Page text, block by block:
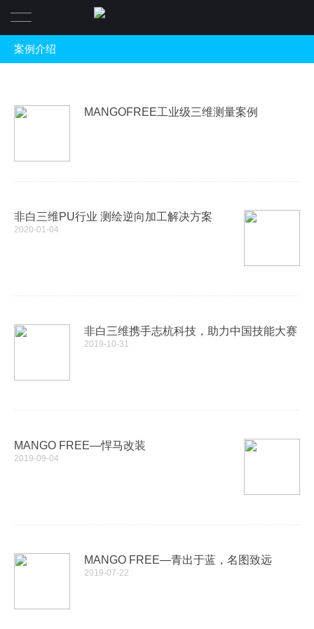
案例介绍
MANGOFREE工业级三维测量案例
非白三维PU行业 测绘逆向加工解决方案
2020-01-04
非白三维携手志杭科技，助力中国技能大赛
2019-10-31
MANGO FREE—悍马改装
2019-09-04
MANGO FREE—青出于蓝，名图致远
2019-07-22
首页
视频宣传
企业简介
人才招聘
新闻